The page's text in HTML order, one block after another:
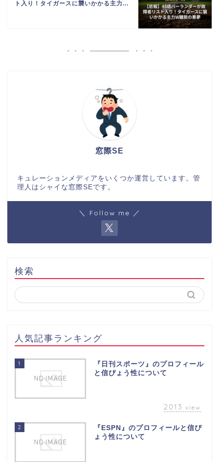
ト入り！タイガースに襲いかかる主力...
窓際SE
キュレーションメディアをいくつか運営しています。管
理人はシャイな窓際SEです。
＼ Follow me ／
検索
人気記事ランキング
1
『日刊スポーツ』のプロフィール
と信ぴょう性について
2013 view
2
『ESPN』のプロフィールと信ぴ
ょう性について